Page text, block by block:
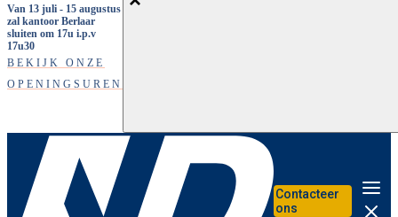
Van 13 juli - 15 augustus
zal kantoor Berlaar
sluiten om 17u i.p.v
17u30
BEKIJK ONZE
OPENINGSUREN
Contacteer
ons